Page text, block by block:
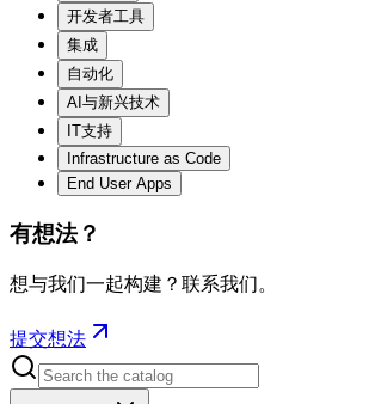
开发者工具
集成
自动化
AI与新兴技术
IT支持
Infrastructure as Code
End User Apps
有想法？
想与我们一起构建？联系我们。
提交想法